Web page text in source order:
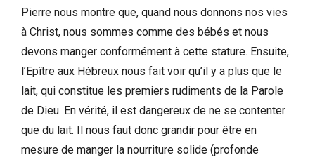
Pierre nous montre que, quand nous donnons nos vies
à Christ, nous sommes comme des bébés et nous
devons manger conformément à cette stature. Ensuite,
l’Epître aux Hébreux nous fait voir qu’il y a plus que le
lait, qui constitue les premiers rudiments de la Parole
de Dieu. En vérité, il est dangereux de ne se contenter
que du lait. Il nous faut donc grandir pour être en
mesure de manger la nourriture solide (profonde